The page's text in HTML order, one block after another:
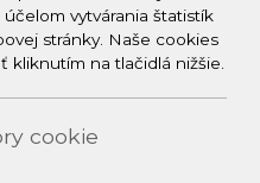
vytvárania štatistík
stránky. Naše cookies
na tlačidlá nižšie.
cookie
s.r.o., Všetky práva